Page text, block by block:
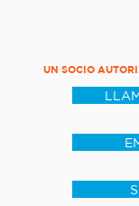
UN SOCIO